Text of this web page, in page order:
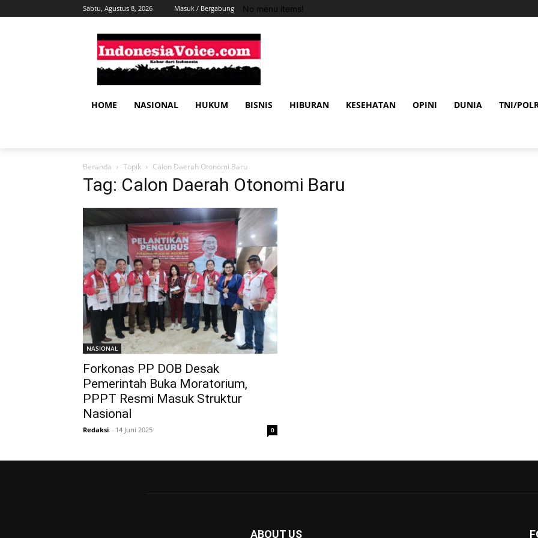
Sabtu, Agustus 8, 2026 Masuk / Bergabung No menu items!
HOME NASIONAL HUKUM BISNIS HIBURAN KESEHATAN OPINI DUNIA TNI/
Beranda Topik Calon Daerah Otonomi Baru
Tag: Calon Daerah Otonomi Baru
NASIONAL
Forkonas PP DOB Desak
Pemerintah Buka Moratorium,
PPPT Resmi Masuk Struktur
Nasional
Redaksi - 14 Juni 2025 0
ABOUT US